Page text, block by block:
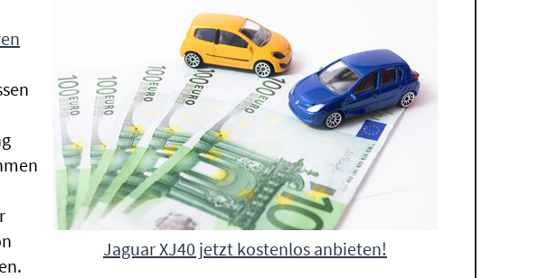
Jaguar XJ40 jetzt kostenlos anbieten!